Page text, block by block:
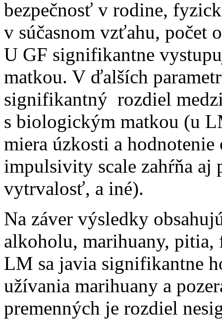
bezpečnosť v rodine,
v súčasnom vzťahu, počet
U GF signifikantne
matkou. V ďalších
signifikantný rozdiel
s biologickým matkou (u
miera úzkosti a
impulsivity scale zahŕňa aj
vytrvalosť, a iné).
Na záver výsledky
alkoholu, marihuany, pitia,
LM sa javia signifikantne
užívania marihuany a
premenných je rozdiel